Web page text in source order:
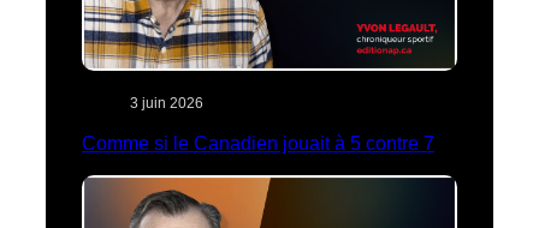
3 juin 2026
Comme si le Canadien jouait à 5 contre 7